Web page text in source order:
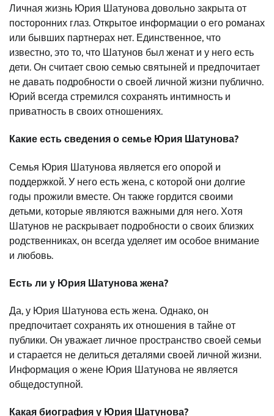
Личная жизнь Юрия Шатунова довольно закрыта от
посторонних глаз. Открытое информации о его романах
или бывших партнерах нет. Единственное, что
известно, это то, что Шатунов был женат и у него есть
дети. Он считает свою семью святыней и предпочитает
не давать подробности о своей личной жизни публично.
Юрий всегда стремился сохранять интимность и
приватность в своих отношениях.
Какие есть сведения о семье Юрия Шатунова?
Семья Юрия Шатунова является его опорой и
поддержкой. У него есть жена, с которой они долгие
годы прожили вместе. Он также гордится своими
детьми, которые являются важными для него. Хотя
Шатунов не раскрывает подробности о своих близких
родственниках, он всегда уделяет им особое внимание
и любовь.
Есть ли у Юрия Шатунова жена?
Да, у Юрия Шатунова есть жена. Однако, он
предпочитает сохранять их отношения в тайне от
публики. Он уважает личное пространство своей семьи
и старается не делиться деталями своей личной жизни.
Информация о жене Юрия Шатунова не является
общедоступной.
Какая биография у Юрия Шатунова?